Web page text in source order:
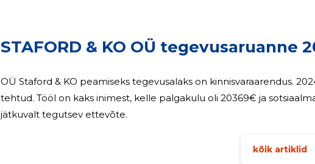
STAFORD & KO OÜ tegevusaruanne
OÜ Staford & KO peamiseks tegevusalaks on kinnisvaraarendus. 2024.a. juhatuse liikmele väljamaksed ei
tehtud. Tööl on kaks inimest, kelle palgakulu oli 20369€ ja sotsiaalmaksud 6800€.
jätkuvalt tegutsev ettevõte.
kõik artiklid